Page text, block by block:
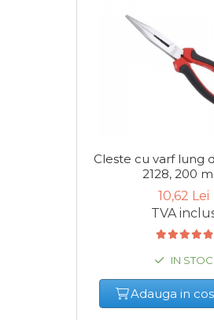
Set / trusa chei tubulare
Canistre benzina (combustibil)
Cleste cu varf lung
2128, 200
10,62 Lei
TVA
IN STOC
Adauga in cos